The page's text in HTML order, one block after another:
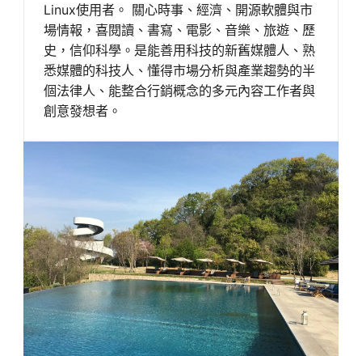
Linux使用者。 關心時事、經濟、開源軟體與市
場情報，喜閱讀、書寫、電影、音樂、旅遊、歷
史，信仰科學。是能善用科技的新舊媒體人、熟
悉媒體的科技人、懂得市場分析與產業趨勢的半
個法律人、能整合行銷概念的多元內容工作者與
創意發想者。